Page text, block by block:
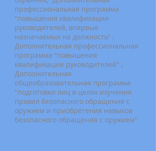
профессиональная программа
"повышения квалификации
руководителей, впервые
назначаемых на должность" ;
Дополнительная профессиональная
программа "повышения
квалификации руководителей" ;
Дополнительная
общеобразовательная программа
"подготовки лиц в целях изучения
правил безопасного обращения с
оружием и приобретения навыков
безопасного обращения с оружием"